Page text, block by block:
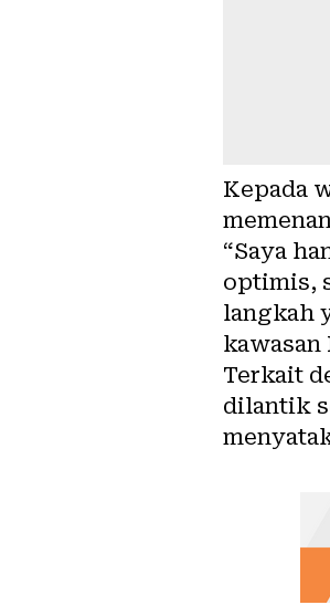
Kepada
“Saya
optimis,
langkah
kawasan
Terkait
dilantik